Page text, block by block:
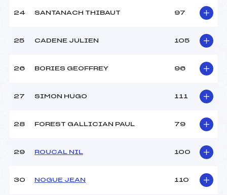
24 SANTANACH THIBAUT 97
25 CADENE JULIEN 105
26 BORIES GEOFFREY 96
27 SIMON HUGO 111
28 FOREST GALLICIAN PAUL 79
29 ROUCAL NIL 100
30 NOGUE JEAN 110